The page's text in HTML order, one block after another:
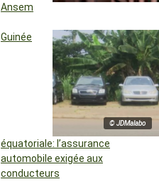
Ansem
© JDMalabo
Guinée
équatoriale: l’assurance
automobile exigée aux
conducteurs